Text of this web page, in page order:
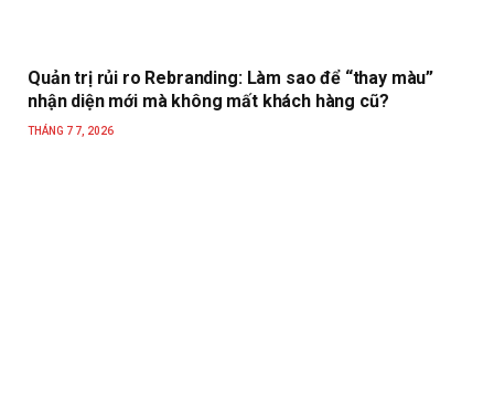
Quản trị rủi ro Rebranding: Làm sao để “thay màu”
nhận diện mới mà không mất khách hàng cũ?
THÁNG 7 7, 2026